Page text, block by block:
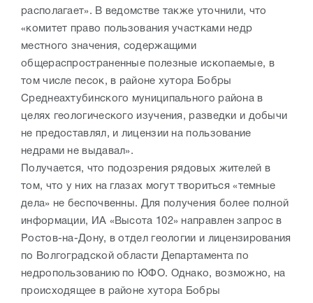
располагает». В ведомстве также уточнили, что
«комитет право пользования участками недр
местного значения, содержащими
общераспространенные полезные ископаемые, в
том числе песок, в районе хутора Бобры
Среднеахтубинского муниципального района в
целях геологического изучения, разведки и добычи
не предоставлял, и лицензии на пользование
недрами не выдавал».
Получается, что подозрения рядовых жителей в
том, что у них на глазах могут твориться «темные
дела» не беспочвенны. Для получения более полной
информации, ИА «Высота 102» направлен запрос в
Ростов-на-Дону, в отдел геологии и лицензирования
по Волгоградской области Департамента по
недропользованию по ЮФО. Однако, возможно, на
происходящее в районе хутора Бобры